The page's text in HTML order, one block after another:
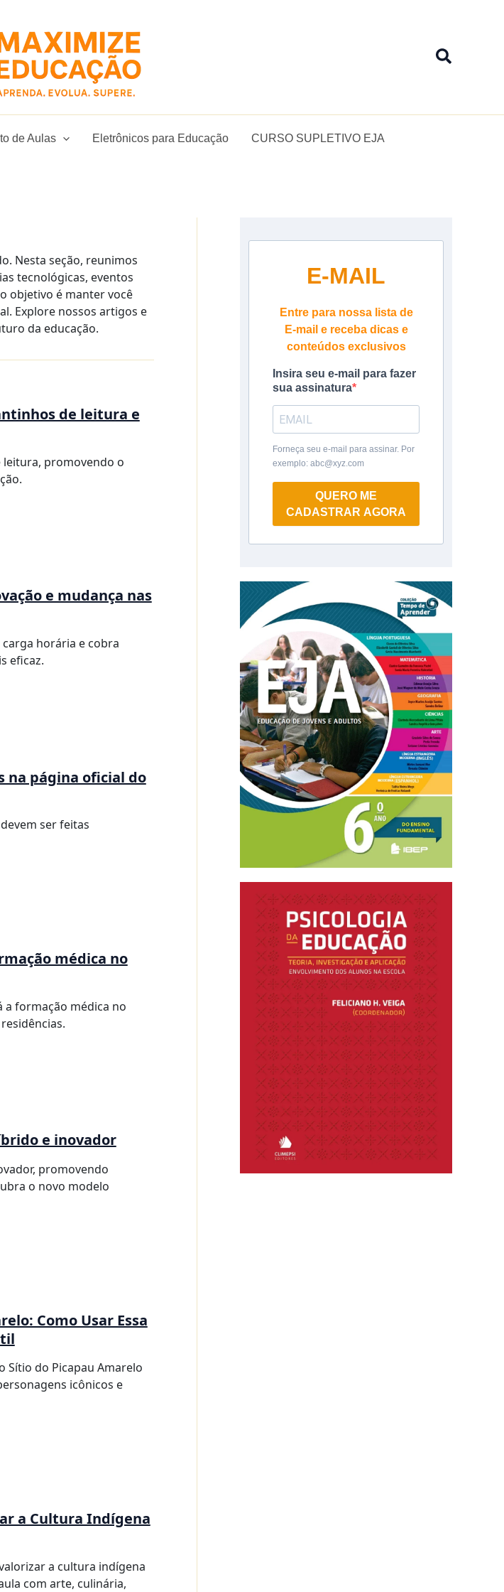
de Aulas Eletrônicos para Educação CURSO SUPLETIVO EJA
Nesta seção, reunimos
tecnológicas, eventos
objetivo é manter você
Explore nossos artigos e
da educação.
de leitura e
leitura, promovendo o
e mudança nas
horária e cobra
eficaz.
na página oficial do
ser feitas
médica no
a formação médica no
e inovador
promovendo
o novo modelo
Como Usar Essa
Sítio do Picapau Amarelo
icônicos e
a Cultura Indígena
a cultura indígena
com arte, culinária,
E-MAIL
Entre para nossa lista de
E-mail e receba dicas e
conteúdos exclusivos
Insira seu e-mail para fazer
sua assinatura
Forneça seu e-mail para assinar. Por
exemplo: abc@xyz.com
QUERO ME
CADASTRAR AGORA